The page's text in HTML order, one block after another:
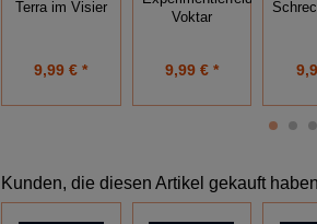
Terra im Visier
9,99 € *
Voktar
9,99 € *
Kunden, die diesen Artikel gekauft